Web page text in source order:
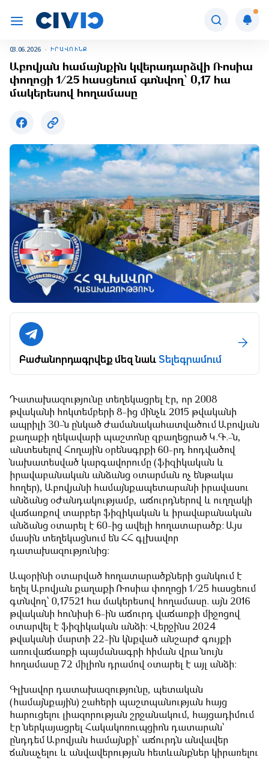
03.06.2026 ԻՐԱՎՈՒՆՔ
Աբովյան համայնքին կվերադարձվի Ռոսիա
փողոցի 1/25 հասցեում գտնվող՝ 0,17 հա
մակերեսով հողամասը
Բաժանորդագրվեք մեզ նաևՏելեգրամում
Դատախազությունը տեղեկացրել էր, որ 2008
թվականի հոկտեմբերի 8-ից մինչև 2015 թվականի
ապրիլի 30-ն ընկած ժամանակահատվածում Աբովյան
քաղաքի ղեկավարի պաշտոնը զբաղեցրած Կ.Գ.-ն,
անտեսելով Հողային օրենսգրքի 60-րդ հոդվածով
նախատեսված կարգավորումը (ֆիզիկական և
իրավաբանական անձանց օտարման ոչ ենթակա
հողեր), Աբովյանի համայնքապետարանի իրավասու
անձանց օժանդակությամբ, աճուրդներով և ուղղակի
վաճառքով տարբեր ֆիզիկական և իրավաբանական
անձանց օտարել է 60-ից ավելի հողատարածք: Այս
մասին տեղեկացնում են ՀՀ գլխավոր
դատախազությունից:
Ապօրինի օտարված հողատարածքների ցանկում է
եղել Աբովյան քաղաքի Ռոսիա փողոցի 1/25 հասցեում
գտնվող՝ 0,17521 հա մակերեսով հողամասը. այն 2016
թվականի հունիսի 6-ին աճուրդ վաճառքի միջոցով
օտարվել է ֆիզիկական անձի: Վերջինս 2024
թվականի մարտի 22-ին կնքված անշարժ գույքի
առուվաճառքի պայմանագրի հիման վրա նույն
հողամասը 72 միլիոն դրամով օտարել է այլ անձի:
Գլխավոր դատախազությունը, պետական
(համայնքային) շահերի պաշտպանության հայց
հարուցելու լիազորության շրջանակում, հայցադիմում
էր ներկայացրել Հակակոռուպցիոն դատարան՝
ընդդեմ Աբովյան համայնքի՝ աճուրդն անվավեր
ճանաչելու և անվավերության հետևանքներ կիրառելու